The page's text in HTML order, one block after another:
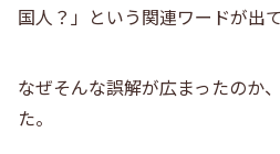
国人？」という関連ワードが出て
なぜそんな誤解が広まったのか
た。